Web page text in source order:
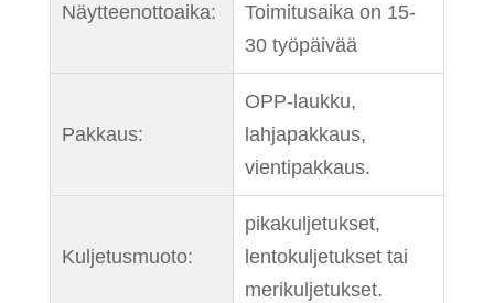
Näytteenottoaika:
Toimitusaika on 15-
30 työpäivää
Pakkaus:
OPP-laukku,
lahjapakkaus,
vientipakkaus.
Kuljetusmuoto:
pikakuljetukset,
lentokuljetukset tai
merikuljetukset.